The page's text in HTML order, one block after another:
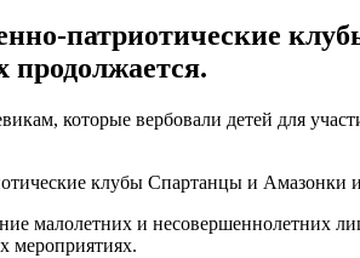
патриотические
продолжается.
которые вербовали детей для
клубы Спартанцы и
малолетних и несовершеннолетних
мероприятиях.